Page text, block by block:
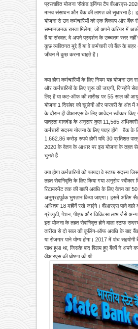
प्रस्तावित योजना 'सैकंड इनिंग्स टैप वीआरएस-
मानव संसाधन और बैंक की लागत को सुधारना है।
योजना से उन कर्मचारियों को एक विकल्प और बैंक
सम्मानजनक रास्ता मिलेगा, जो अपने करियर में
हैं या संभवत: वे अपने प्रदर्शन के उच्चतम स्तर
कुछ व्यक्तिगत मुद्दे हैं या वे कर्मचारी जो बैंक के
जीवन में कुछ करना चाहते हैं।
क्या होगा कर्मचारियों के लिए नियम यह योजना उन
और कर्मचारियों के लिए शुरू की जाएगी, जिन्होंने
लिए हैं या कट-ऑफ की तारीख पर 55 साल की
योजना 1 दिसंबर को खुलेगी और फरवरी के अंत में
के दौरान ही वीआरएस के लिए आवेदन स्वीकार किए
पात्रता मानदंड के अनुसार कुल 11,565
कर्मचारी सदस्य योजना के लिए पात्र होंगे। बैंक के
1,662.86 करोड़ रुपये होगी यदि 30 प्रतिशत
2020 के वेतन के आधार पर इस योजना के तहत
चुनते हैं
क्या होगा कर्मचारियों को फायदा वे स्टाफ सदस्य
तहत सेवानिवृत्ति के लिए किया गया अनुरोध स्वीकार
रिटायरमेंट तक की बाकी अवधि के लिए वेतन का
अनुग्रहपूर्वक भुगतान किया जाएगा। इसमें अंतिम
अधितम 18 महीनें रखे जाएंगे। वीआरएस पाने वाले
ग्रेच्युटी, पेंशन, पीएफ और चिकित्सा लाभ जैसे अन्य
इस योजना के तहत सेवानिवृत्त होने वाला स्टाफ सदस्य
तारीख से दो साल की कूलिंग-ऑफ अवधि के बाद बैंक
या रोजगार पाने योग्य होगा। 2017 में पांच
साथ हुआ था, जिसके बाद विलय हुए बैंकों ने अपने
वीआरएस की घोषणा की थी